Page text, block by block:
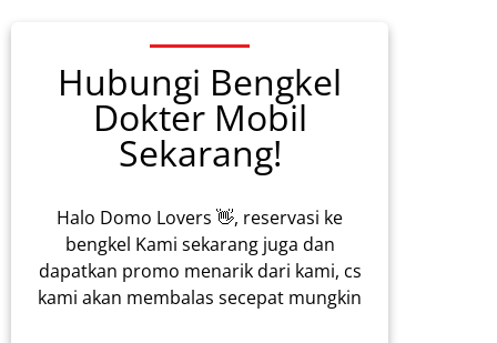
Hubungi Bengkel
Dokter Mobil
Sekarang!
Halo Domo Lovers 👋, reservasi ke
bengkel Kami sekarang juga dan
dapatkan promo menarik dari kami, cs
kami akan membalas secepat mungkin